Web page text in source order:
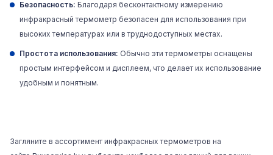
Безопасность: Благодаря бесконтактному измерению
инфракрасный термометр безопасен для использования при
высоких температурах или в труднодоступных местах.
Простота использования: Обычно эти термометры оснащены
простым интерфейсом и дисплеем, что делает их использование
удобным и понятным.
Загляните в ассортимент инфракрасных термометров на